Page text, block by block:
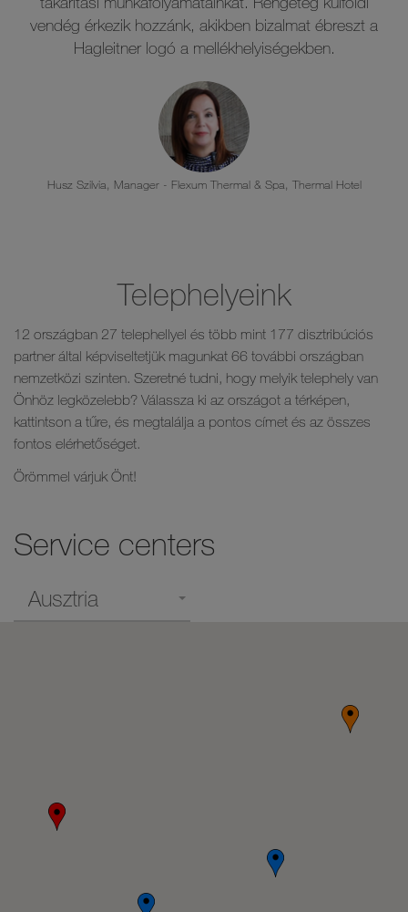
vendég érkezik hozzánk, akikben bizalmat ébreszt a
Hagleitner logó a mellékhelyiségekben.
Husz Szilvia, Manager - Flexum Thermal & Spa, Thermal Hotel
Telephelyeink
12 országban 27 telephellyel és több mint 177 disztribúciós
partner által képviseltetjük magunkat 66 további országban
nemzetközi szinten. Szeretné tudni, hogy melyik telephely van
Önhöz legközelebb? Válassza ki az országot a térképen,
kattintson a tűre, és megtalálja a pontos címet és az összes
fontos elérhetőséget.
Örömmel várjuk Önt!
Service centers